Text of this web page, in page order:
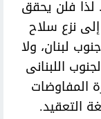
لذا فلن يحقق
نزع سلاح
لبنان، ولا
اللبنانى
المفاوضات
التعقيد.